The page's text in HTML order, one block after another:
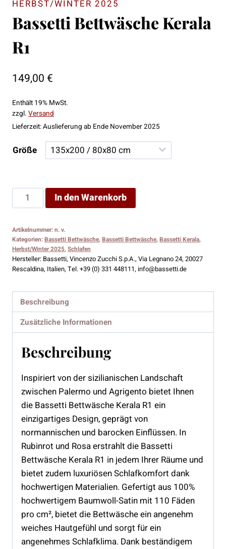
HERBST/WINTER 2025
Bassetti Bettwäsche Kerala
R1
149,00 €
Enthält 19% MwSt.
zzgl. Versand
Lieferzeit: Auslieferung ab Ende November 2025
Größe
Bassetti
Bettwäsche
R1
Menge
In den Warenkorb
Artikelnummer:n. v.
Kategorien:Bassetti Bettwäsche,Bassetti Bettwäsche,Bassetti Kerala,
Herbst/Winter 2025,Schlafen
Hersteller: Bassetti, Vincenzo Zucchi S.p.A., Via Legnano 24, 20027
Rescaldina, Italien, Tel. +39 (0) 331 448111, info@bassetti.de
Beschreibung
Zusätzliche Informationen
Beschreibung
Inspiriert von der sizilianischen Landschaft
zwischen Palermo und Agrigento bietet Ihnen
die Bassetti Bettwäsche Kerala R1 ein
einzigartiges Design, geprägt von
normannischen und barocken Einflüssen. In
Rubinrot und Rosa erstrahlt die Bassetti
Bettwäsche Kerala R1 in jedem Ihrer Räume und
bietet zudem luxuriösen Schlafkomfort dank
hochwertigen Materialien. Gefertigt aus 100%
hochwertigem Baumwoll-Satin mit 110 Fäden
pro cm², bietet die Bettwäsche ein angenehm
weiches Hautgefühl und sorgt für ein
angenehmes Schlafklima. Dank beständigem